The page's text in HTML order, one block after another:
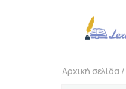
Αρχική σελίδα /